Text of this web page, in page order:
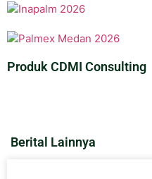
Produk CDMI Consulting
Berital Lainnya